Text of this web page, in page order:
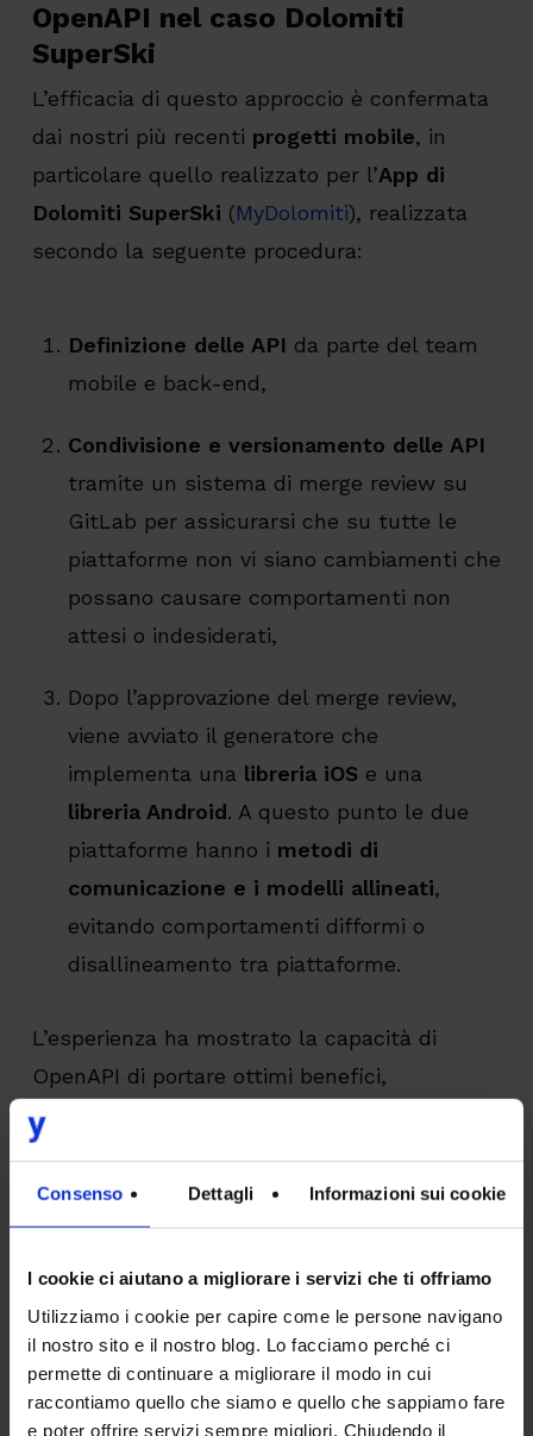
Consenso Dettagli Informazioni sui cookie
I cookie ci aiutano a migliorare i servizi che ti offriamo
Utilizziamo i cookie per capire come le persone navigano
il nostro sito e il nostro blog. Lo facciamo perché ci
permette di continuare a migliorare il modo in cui
raccontiamo quello che siamo e quello che sappiamo fare
e poter offrire servizi sempre migliori. Chiudendo il
OpenAPI nel caso Dolomiti
SuperSki
L’efficacia di questo approccio è confermata
dai nostri più recenti progetti mobile, in
particolare quello realizzato per l’App di
Dolomiti SuperSki (MyDolomiti), realizzata
secondo la seguente procedura:
Definizione delle API da parte del team
mobile e back-end,
Condivisione e versionamento delle API
tramite un sistema di merge review su
GitLab per assicurarsi che su tutte le
piattaforme non vi siano cambiamenti che
possano causare comportamenti non
attesi o indesiderati,
Dopo l’approvazione del merge review,
viene avviato il generatore che
implementa una libreria iOSe una
libreria Android. A questo punto le due
piattaforme hanno i metodi di
comunicazione e i modelli allineati,
evitando comportamenti difformi o
disallineamento tra piattaforme.
L’esperienza ha mostrato la capacità di
OpenAPI di portare ottimi benefici,
rendendolo uno strumento efficace e
ottenere una
maggiore standardizzazione
dello sviluppo delle APIe per l’aumento
della qualità del software
Scopri di più sulle Architetture IT
basate sulle API